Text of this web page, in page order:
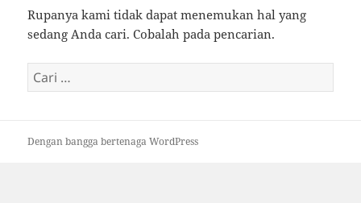
Rupanya kami tidak dapat menemukan hal yang
sedang Anda cari. Cobalah pada pencarian.
Cari
untuk:
Dengan bangga bertenaga WordPress